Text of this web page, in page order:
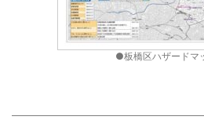
●板橋区ハザードマ